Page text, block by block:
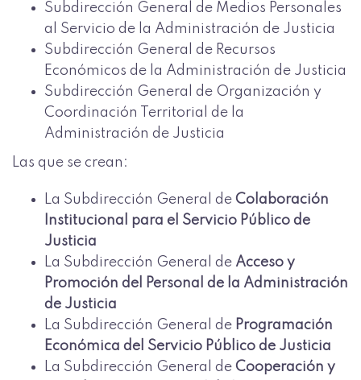
Subdirección General de Medios Personales
al Servicio de la Administración de Justicia
Subdirección General de Recursos
Económicos de la Administración de Justicia
Subdirección General de Organización y
Coordinación Territorial de la
Administración de Justicia
Las que se crean:
La Subdirección General de Colaboración
Institucional para el Servicio Público de
Justicia
La Subdirección General de Acceso y
Promoción del Personal de la Administración
de Justicia
La Subdirección General de Programación
Económica del Servicio Público de Justicia
La Subdirección General de Cooperación y